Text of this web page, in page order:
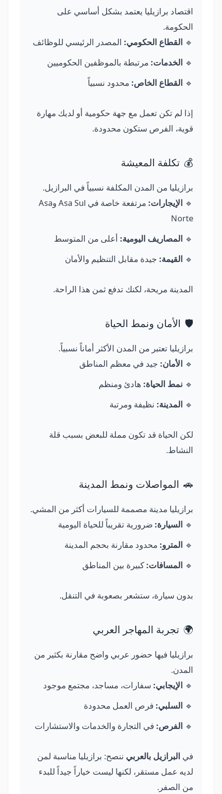
اقتصاد برازيليا يعتمد بشكل أساسي على
الحكومة.
🔹 القطاع الحكومي: المصدر الرئيسي للوظائف
🔹 الخدمات: مرتبطة بالموظفين الحكوميين
🔹 القطاع الخاص: محدود نسبياً
إذا لم تكن تعمل مع جهة حكومية أو لديك مهارة
قوية، الفرص ستكون محدودة.
💰 تكلفة المعيشة
برازيليا من المدن المكلفة نسبياً في البرازيل.
🔹 الإيجارات:
مرتفعة خاصة في Asa Sul وAsa
Norte
🔹 المصاريف اليومية: أعلى من المتوسط
🔹 القيمة: جيدة مقابل التنظيم والأمان
المدينة مريحة، لكنك تدفع ثمن هذا الراحة.
🛡️ الأمان ونمط الحياة
برازيليا تعتبر من المدن الأكثر أماناً نسبياً.
🔹 الأمان: جيد في معظم المناطق
🔹 نمط الحياة: هادئ ومنظم
🔹 المدينة: نظيفة ومرتبة
لكن الحياة قد تكون مملة للبعض بسبب قلة
النشاط.
🚗 المواصلات ونمط المدينة
برازيليا مدينة مصممة للسيارات أكثر من المشي.
🔹 السيارة: ضرورية تقريباً للحياة اليومية
🔹 المترو: محدود مقارنة بحجم المدينة
🔹 المسافات: كبيرة بين المناطق
بدون سيارة، ستشعر بصعوبة في التنقل.
🌍 تجربة المهاجر العربي
برازيليا فيها حضور عربي واضح مقارنة بكثير من
المدن.
🔹 الإيجابي: سفارات، مساجد، مجتمع موجود
🔹 السلبي: فرص العمل محدودة
🔹 الفرص: في التجارة والخدمات والاستشارات
في البرازيل بالعربي ننصح: برازيليا مناسبة لمن
لديه عمل مستقر، لكنها ليست خياراً جيداً للبدء
من الصفر.